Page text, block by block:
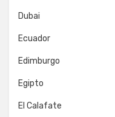
Dubai
Ecuador
Edimburgo
Egipto
El Calafate